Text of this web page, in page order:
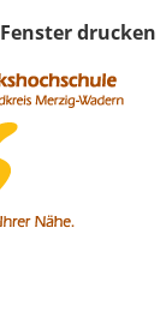
Fenster drucken